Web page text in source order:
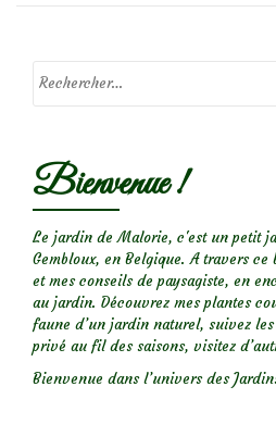
ou
Pourquoi?
Bienvenue !
Le jardin de Malorie, c'est un petit
Gembloux, en Belgique. A travers ce
et mes conseils de paysagiste, en
au jardin. Découvrez mes plantes
faune d’un jardin naturel, suivez
privé au fil des saisons, visitez
Bienvenue dans l’univers des